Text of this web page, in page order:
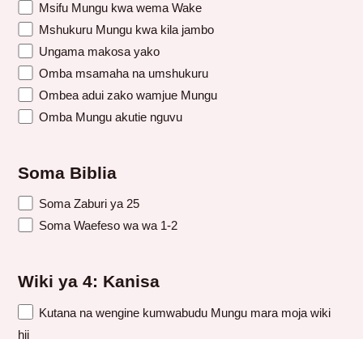
Msifu Mungu kwa wema Wake
Mshukuru Mungu kwa kila jambo
Ungama makosa yako
Omba msamaha na umshukuru
Ombea adui zako wamjue Mungu
Omba Mungu akutie nguvu
Soma Biblia
Soma Zaburi ya 25
Soma Waefeso wa wa 1-2
Wiki ya 4: Kanisa
Kutana na wengine kumwabudu Mungu mara moja wiki
hii